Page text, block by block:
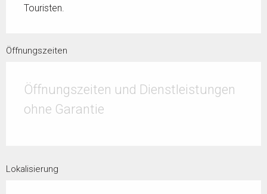
Touristen.
Öffnungszeiten
Öffnungszeiten und Dienstleistungen
ohne Garantie
Lokalisierung